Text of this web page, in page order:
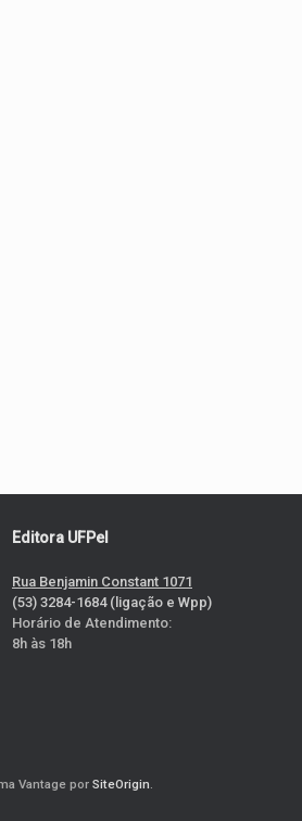
Editora UFPel
Rua Benjamin Constant 1071
(53) 3284-1684 (ligação e Wpp)
Horário de Atendimento:
8h às 18h
Vantage por SiteOrigin.